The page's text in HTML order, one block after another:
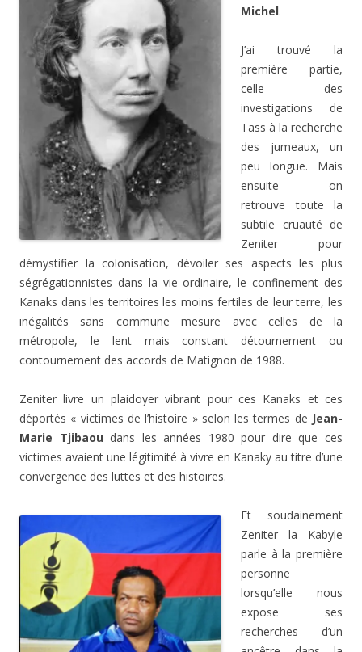
Michel.
J’ai trouvé la
première partie,
celle des
investigations de
Tass à la recherche
des jumeaux, un
peu longue. Mais
ensuite on
retrouve toute la
subtile cruauté de
Zeniter pour
démystifier la colonisation, dévoiler ses aspects les plus
ségrégationnistes dans la vie ordinaire, le confinement des
Kanaks dans les territoires les moins fertiles de leur terre, les
inégalités sans commune mesure avec celles de la
métropole, le lent mais constant détournement ou
contournement des accords de Matignon de 1988.
Zeniter livre un plaidoyer vibrant pour ces Kanaks et ces
déportés « victimes de l’histoire » selon les termes de Jean-
Marie Tjibaoudans les années 1980 pour dire que ces
victimes avaient une légitimité à vivre en Kanaky au titre d’une
convergence des luttes et des histoires.
Et soudainement
Zeniter la Kabyle
parle à la première
personne
lorsqu’elle nous
expose ses
recherches d’un